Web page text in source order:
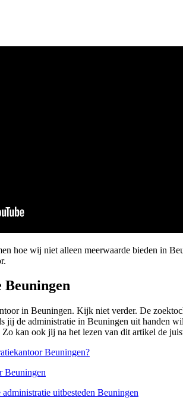
hoe wij niet alleen meerwaarde bieden in
in Beuningen. Kijk niet verder. De
jij de administratie in Beuningen uit handen
kan ook jij na het lezen van dit artikel de
Beuningen?
Beuningen
uitbesteden Beuningen